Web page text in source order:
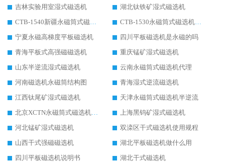
吉林实验用室湿式磁选机
湖北钛铁矿湿式磁选机
CTB-1540新疆永磁筒式磁选机
CTB-1530永磁筒式磁选机代理商
宁夏永磁高梯度平板磁选机
四川平板磁选机是永磁的吗
青海平板式高强磁磁选机
重庆锰矿湿式磁选机
山东半逆流湿式磁选机
云南永磁筒式磁选机代理
河南磁选机永磁筒结构图
青海湿式逆流磁选机
江西钛尾矿湿式磁选机
天津永磁筒式磁选机半逆流
北京XCTN永磁筒式磁选机磁块位置
上海黑钨矿湿式磁选机
河北锰矿湿式磁选机
双滦区干式磁选机使用规程
山西干式强磁磁选机
湖北平板磁选机做什么用
四川平板磁选机说明书
湖北干式磁选机